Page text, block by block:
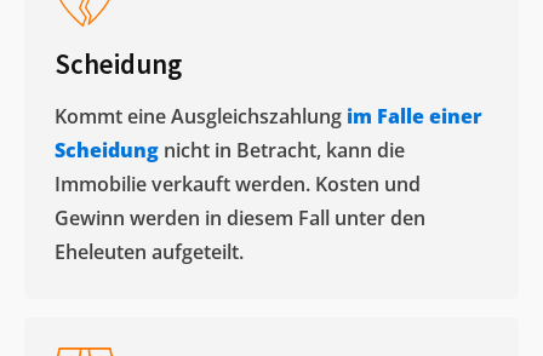
Scheidung
Kommt eine Ausgleichszahlung im Falle einer
Scheidung nicht in Betracht, kann die
Immobilie verkauft werden. Kosten und
Gewinn werden in diesem Fall unter den
Eheleuten aufgeteilt.​